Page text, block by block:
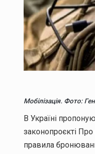
Мобілізація. Фото:
В Україні
законопроєкті
правила